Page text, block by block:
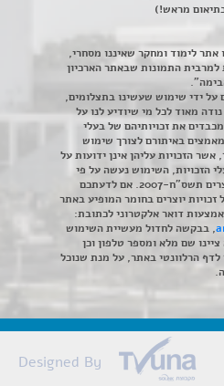
מראש!)
אתר לימוד ומחקר שאיננו מסחרי,
למרבית התמונות שבאתר הארכיון
על ידי שימוש שעשינו בתצלומים,
מאוד לכל מי שיודיע לנו על
את זכויותיהם של בעלי
מאמצים באיתורם לצורך שימוש
הזכויות עליהן אינן ידועות על
הזכויות, השימוש נעשה על פי
סעיף 27א לחוק זכויות יוצרים תשס"ח-2007. אם לדעתכם
יוצרים בחומר המופיע באתר
דואר אלקטרוני לכתובת:
, בבקשה לחדול מעשיית השימוש
שם מלא ומספר טלפון וכן
לדף הרלוונטי באתר, על מנת שנוכל
Designed By